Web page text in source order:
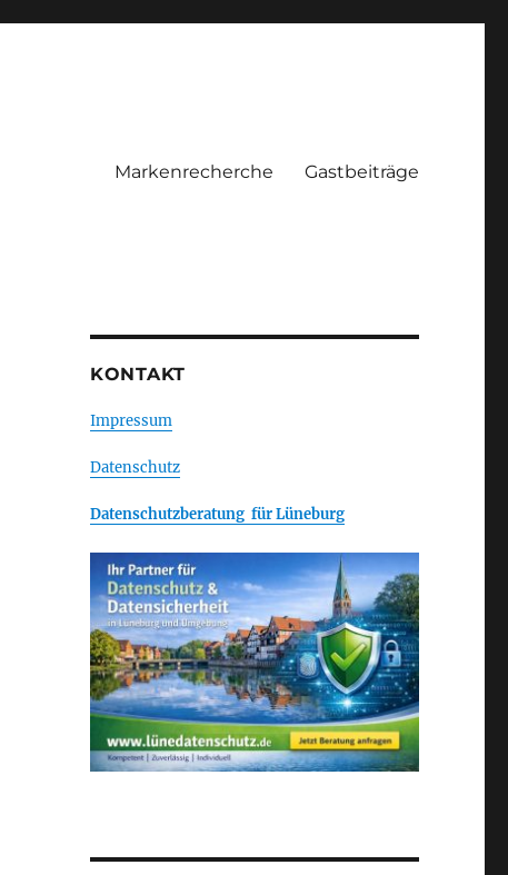
Markenrecherche Gastbeiträge
KONTAKT
Impressum
Datenschutz
Datenschutzberatung für Lüneburg